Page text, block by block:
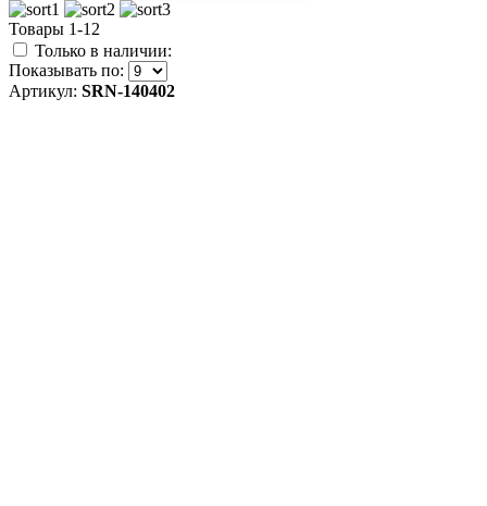
Товары 1-12
Только в наличии:
Показывать по:
Артикул: SRN-140402